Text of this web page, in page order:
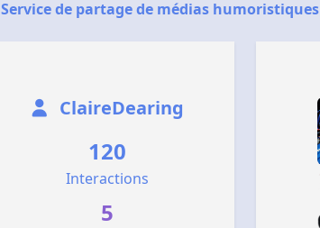
Service de partage de médias humoristiques
ClaireDearing
120
Interactions
5